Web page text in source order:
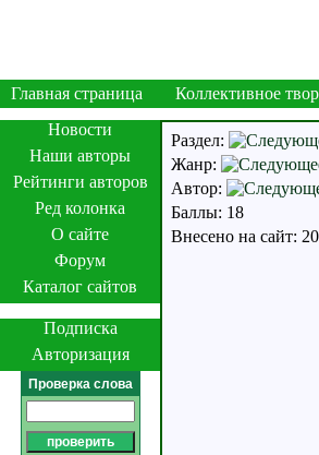
Главная страница Коллективное
Новости
Наши авторы
Рейтинги авторов
Ред колонка
О сайте
Форум
Каталог сайтов
Подписка
Авторизация
Проверка слова
Раздел:
Жанр:
Автор:
Баллы: 18
Внесено на сайт: